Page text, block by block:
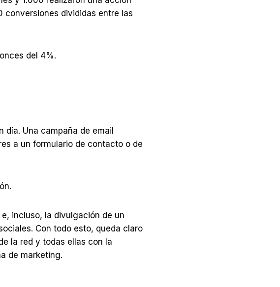
conversiones divididas entre las
del 4%.
día. Una campaña de email
a un formulario de contacto o de
incluso, la divulgación de un
Con todo esto, queda claro
la red y todas ellas con la
de marketing.